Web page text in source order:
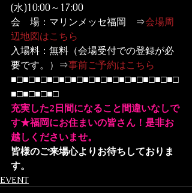
(水)10:00～17:00
会　場：マリンメッセ福岡　⇒会場周
辺地図はこちら
入場料：無料（会場受付での登録が必
要です。）⇒事前ご予約はこちら
■□■□■□■□■□■□■□■□■□■□■□■□■□■□
■□■□■□■□
充実した2日間になること間違いなしで
す★福岡にお住まいの皆さん！是非お
越しくださいませ。
皆様のご来場心よりお待ちしておりま
す。
EVENT